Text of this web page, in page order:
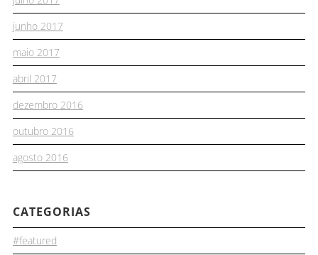
junho 2017
maio 2017
abril 2017
dezembro 2016
outubro 2016
agosto 2016
CATEGORIAS
#featured